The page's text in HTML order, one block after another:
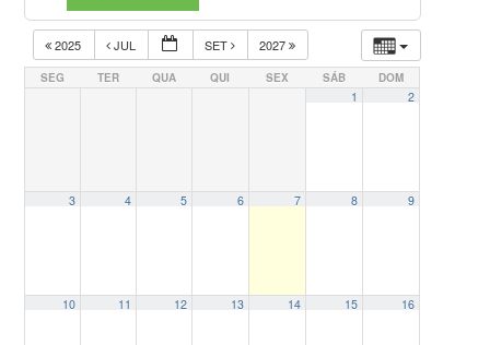
2025 JUL SET 2027
SEG TER QUA QUI SEX SÁB DOM
1 2
3 4 5 6 7 8 9
10 11 12 13 14 15 16